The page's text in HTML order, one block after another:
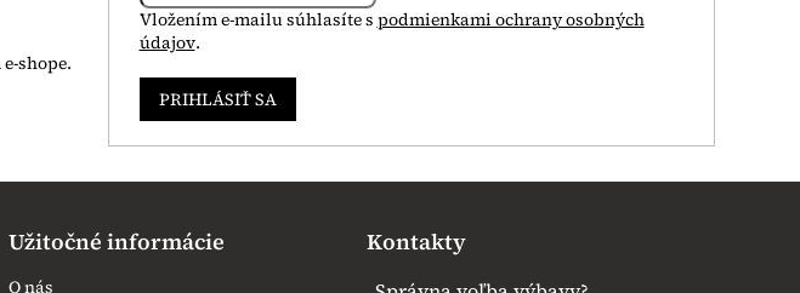
shope.
Vložením e-mailu súhlasíte s podmienkami ochrany osobných
údajov.
PRIHLÁSIŤ SA
Užitočné informácie
O nás
Kontakty